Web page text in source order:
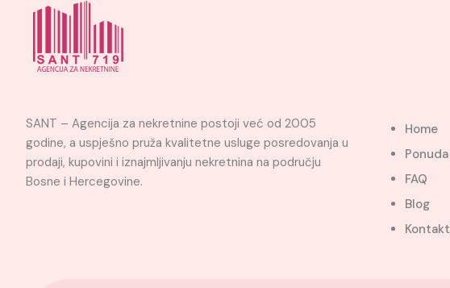
SANT – Agencija za nekretnine postoji već od 2005
godine, a uspješno pruža kvalitetne usluge posredovanja u
prodaji, kupovini i iznajmljivanju nekretnina na području
Bosne i Hercegovine.
Home
Ponuda
FAQ
Blog
Kontakt